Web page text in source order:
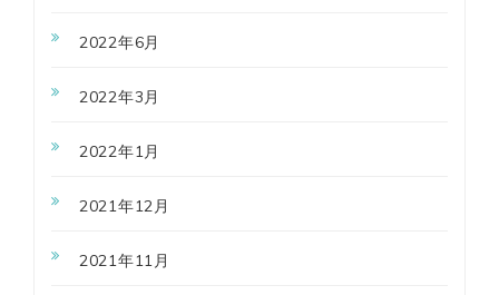
2022年6月
2022年3月
2022年1月
2021年12月
2021年11月